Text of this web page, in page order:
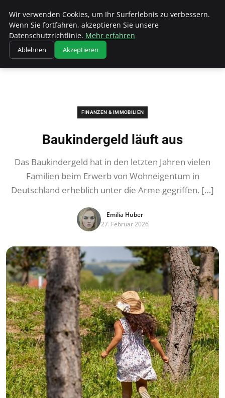
Wk Institut
Startseite Finanzen & Immobilien
FINANZEN & IMMOBILIEN
Baukindergeld läuft aus
Das Baukindergeld hat in den letzten Jahren vielen
Familien beim Erwerb von Wohneigentum in
Deutschland erheblich unter die Arme gegriffen. […]
Emilia Huber
27. Februar 2026
Wir verwenden Cookies, um Ihr Surferlebnis zu verbessern.
Wenn Sie fortfahren, akzeptieren Sie unsere
Datenschutzrichtlinie. Mehr erfahren
Ablehnen Akzeptieren